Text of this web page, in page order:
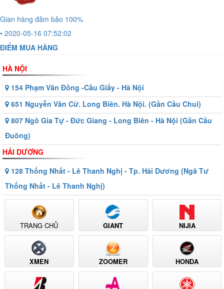
Gian hàng đảm bảo 100%
• 2020-05-16 07:52:02
ĐIỂM MUA HÀNG
HÀ NỘI
154 Phạm Văn Đồng -Cầu Giấy - Hà Nội
651 Nguyễn Văn Cừ. Long Biên. Hà Nội. (Gần Cầu Chui)
807 Ngô Gia Tự - Đức Giang - Long Biên - Hà Nội (Gần Cầu
Đuông)
HẢI DƯƠNG
128 Thống Nhất - Lê Thanh Nghị - Tp. Hải Dương (Ngã Tư
Thống Nhất - Lê Thanh Nghị)
TRANG CHỦ GIANT NIJIA
XMEN ZOOMER HONDA